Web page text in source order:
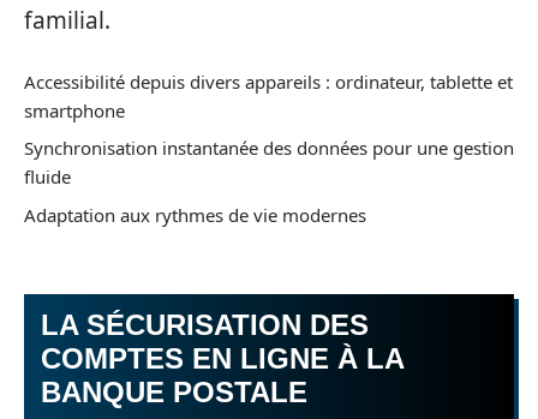
familial.
Accessibilité depuis divers appareils : ordinateur, tablette et
smartphone
Synchronisation instantanée des données pour une gestion
fluide
Adaptation aux rythmes de vie modernes
LA SÉCURISATION DES
COMPTES EN LIGNE À LA
BANQUE POSTALE